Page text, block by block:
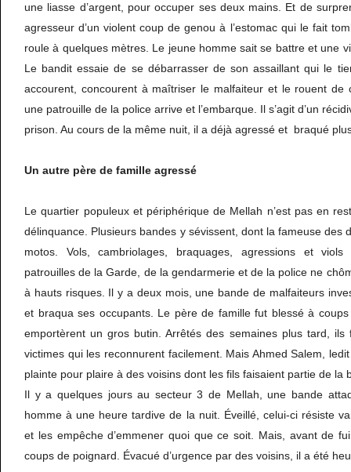
une liasse d’argent, pour occuper ses deux mains. Et de
agresseur d’un violent coup de genou à l’estomac qui le fait
roule à quelques mètres. Le jeune homme sait se battre et une
Le bandit essaie de se débarrasser de son assaillant qui le
accourent, concourent à maîtriser le malfaiteur et le rouent de
une patrouille de la police arrive et l’embarque. Il s’agit d’un
prison. Au cours de la même nuit, il a déjà agressé et braqué
Un autre père de famille agressé
Le quartier populeux et périphérique de Mellah n’est pas en
délinquance. Plusieurs bandes y sévissent, dont la fameuse des
motos. Vols, cambriolages, braquages, agressions et
patrouilles de la Garde, de la gendarmerie et de la police ne
à hauts risques. Il y a deux mois, une bande de malfaiteurs
et braqua ses occupants. Le père de famille fut blessé à
emportèrent un gros butin. Arrêtés des semaines plus tard, ils
victimes qui les reconnurent facilement. Mais Ahmed Salem,
plainte pour plaire à des voisins dont les fils faisaient partie de la
Il y a quelques jours au secteur 3 de Mellah, une bande
homme à une heure tardive de la nuit. Éveillé, celui-ci résiste
et les empêche d’emmener quoi que ce soit. Mais, avant de
coups de poignard. Évacué d’urgence par des voisins, il a été